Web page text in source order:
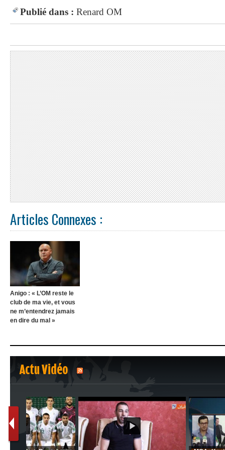
Publié dans : Renard OM
Articles Connexes :
Anigo : « L’OM reste le
club de ma vie, et vous
ne m’entendrez jamais
en dire du mal »
Actu Vidéo
1 2